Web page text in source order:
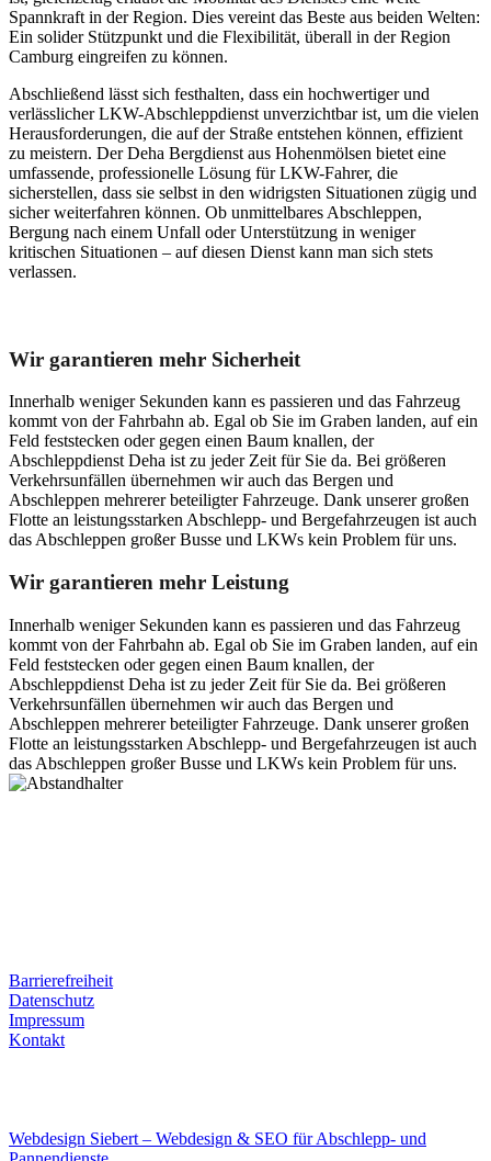
Spannkraft in der Region. Dies vereint das Beste aus beiden Welten:
Ein solider Stützpunkt und die Flexibilität, überall in der Region
Camburg eingreifen zu können.
Abschließend lässt sich festhalten, dass ein hochwertiger und
verlässlicher LKW-Abschleppdienst unverzichtbar ist, um die vielen
Herausforderungen, die auf der Straße entstehen können, effizient
zu meistern. Der Deha Bergdienst aus Hohenmölsen bietet eine
umfassende, professionelle Lösung für LKW-Fahrer, die
sicherstellen, dass sie selbst in den widrigsten Situationen zügig und
sicher weiterfahren können. Ob unmittelbares Abschleppen,
Bergung nach einem Unfall oder Unterstützung in weniger
kritischen Situationen – auf diesen Dienst kann man sich stets
verlassen.
Wir garantieren mehr Sicherheit
Innerhalb weniger Sekunden kann es passieren und das Fahrzeug
kommt von der Fahrbahn ab. Egal ob Sie im Graben landen, auf ein
Feld feststecken oder gegen einen Baum knallen, der
Abschleppdienst Deha ist zu jeder Zeit für Sie da. Bei größeren
Verkehrsunfällen übernehmen wir auch das Bergen und
Abschleppen mehrerer beteiligter Fahrzeuge. Dank unserer großen
Flotte an leistungsstarken Abschlepp- und Bergefahrzeugen ist auch
das Abschleppen großer Busse und LKWs kein Problem für uns.
Wir garantieren mehr Leistung
Innerhalb weniger Sekunden kann es passieren und das Fahrzeug
kommt von der Fahrbahn ab. Egal ob Sie im Graben landen, auf ein
Feld feststecken oder gegen einen Baum knallen, der
Abschleppdienst Deha ist zu jeder Zeit für Sie da. Bei größeren
Verkehrsunfällen übernehmen wir auch das Bergen und
Abschleppen mehrerer beteiligter Fahrzeuge. Dank unserer großen
Flotte an leistungsstarken Abschlepp- und Bergefahrzeugen ist auch
das Abschleppen großer Busse und LKWs kein Problem für uns.
Barrierefreiheit
Datenschutz
Impressum
Kontakt
Webdesign Siebert – Webdesign & SEO für Abschlepp- und